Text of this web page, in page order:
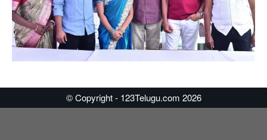
© Copyright - 123Telugu.com 2026